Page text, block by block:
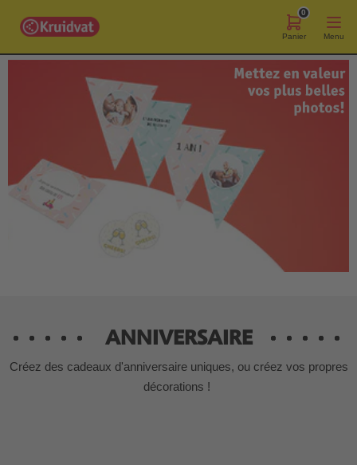
0
Panier Menu
ANNIVERSAIRE
Créez des cadeaux d'anniversaire uniques, ou créez vos propres
décorations !